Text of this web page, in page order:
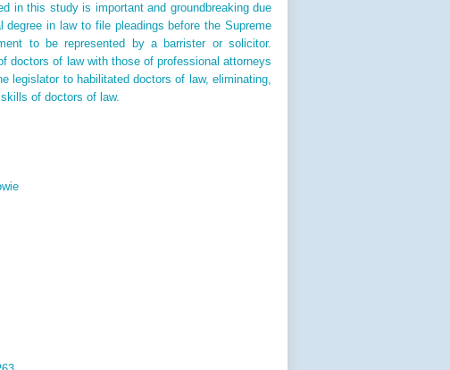
in this study is important and groundbreaking due
in law to file pleadings before the Supreme
to be represented by a barrister or solicitor.
doctors of law with those of professional attorneys
legislator to habilitated doctors of law, eliminating,
of doctors of law.